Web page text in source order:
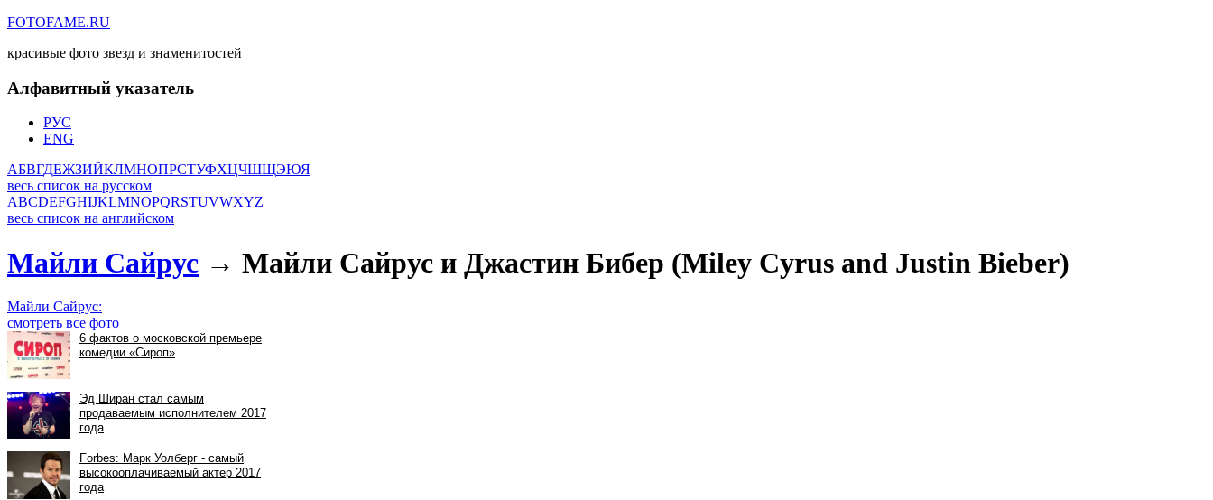
FOTOFAME.RU
красивые фото звезд и знаменитостей
Алфавитный указатель
РУС
ENG
АБВГДЕЖЗИЙКЛМНОПРСТУФХЦЧШЩЭЮЯ
весь список на русском
ABCDEFGHIJKLMNOPQRSTUVWXYZ
весь список на английском
Майли Сайрус → Майли Сайрус и Джастин Бибер (Miley Cyrus and Justin Bieber)
Майли Сайрус:
смотреть все фото